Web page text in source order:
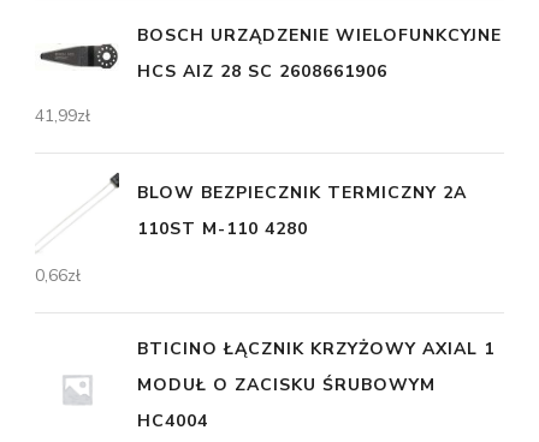
BOSCH URZĄDZENIE WIELOFUNKCYJNE
HCS AIZ 28 SC 2608661906
41,99zł
BLOW BEZPIECZNIK TERMICZNY 2A
110ST M-110 4280
0,66zł
BTICINO ŁĄCZNIK KRZYŻOWY AXIAL 1
MODUŁ O ZACISKU ŚRUBOWYM
HC4004